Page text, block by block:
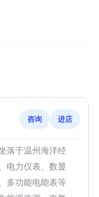
咨询 进店
落于温州海洋经
电力仪表、数显
多功能电能表等